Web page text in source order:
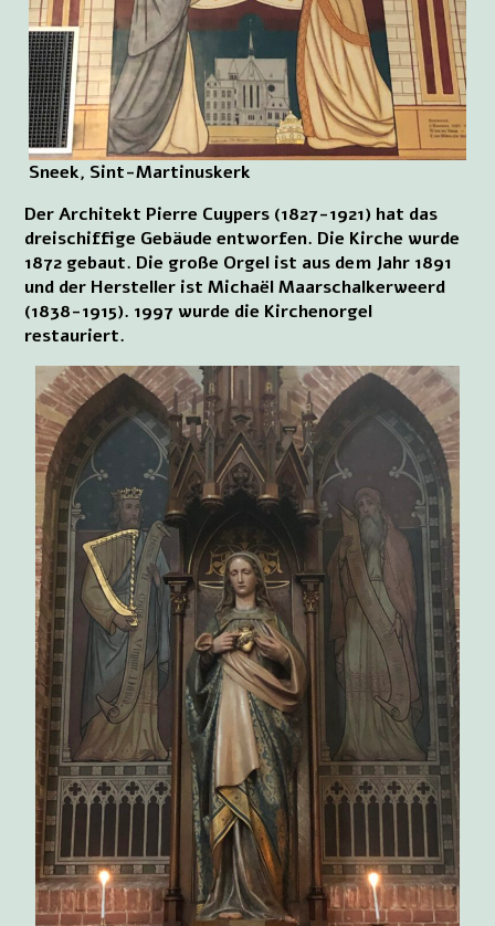
Sneek, Sint-Martinuskerk
Der Architekt Pierre Cuypers (1827-1921) hat das
dreischiffige Gebäude entworfen. Die Kirche wurde
1872 gebaut. Die große Orgel ist aus dem Jahr 1891
und der Hersteller ist Michaël Maarschalkerweerd
(1838-1915). 1997 wurde die Kirchenorgel
restauriert.